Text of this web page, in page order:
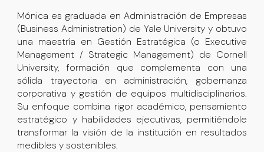
Mónica es graduada en Administración de Empresas
(Business Administration) de Yale University y obtuvo
una maestría en Gestión Estratégica (o Executive
Management / Strategic Management) de Cornell
University, formación que complementa con una
sólida trayectoria en administración, gobernanza
corporativa y gestión de equipos multidisciplinarios.
Su enfoque combina rigor académico, pensamiento
estratégico y habilidades ejecutivas, permitiéndole
transformar la visión de la institución en resultados
medibles y sostenibles.